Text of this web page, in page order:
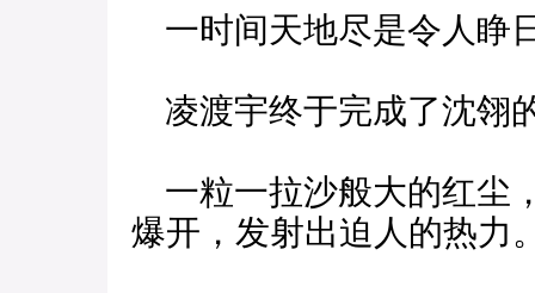
一时间天地尽是令人睁
凌渡宇终于完成了沈翎
一粒一拉沙般大的红尘
爆开，发射出迫人的热力